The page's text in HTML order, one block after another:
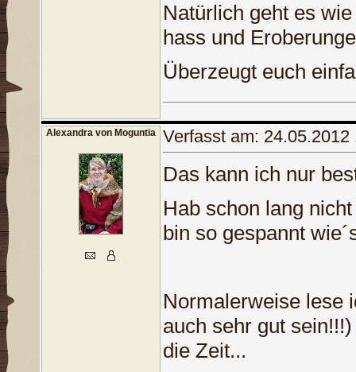
Natürlich geht es
hass und
Überzeugt euch
Alexandra von Moguntia Verfasst am: 24.05.2012
Das kann ich nur
Hab schon lang
bin so gespannt
Normalerweise lese
auch sehr gut
die Zeit...